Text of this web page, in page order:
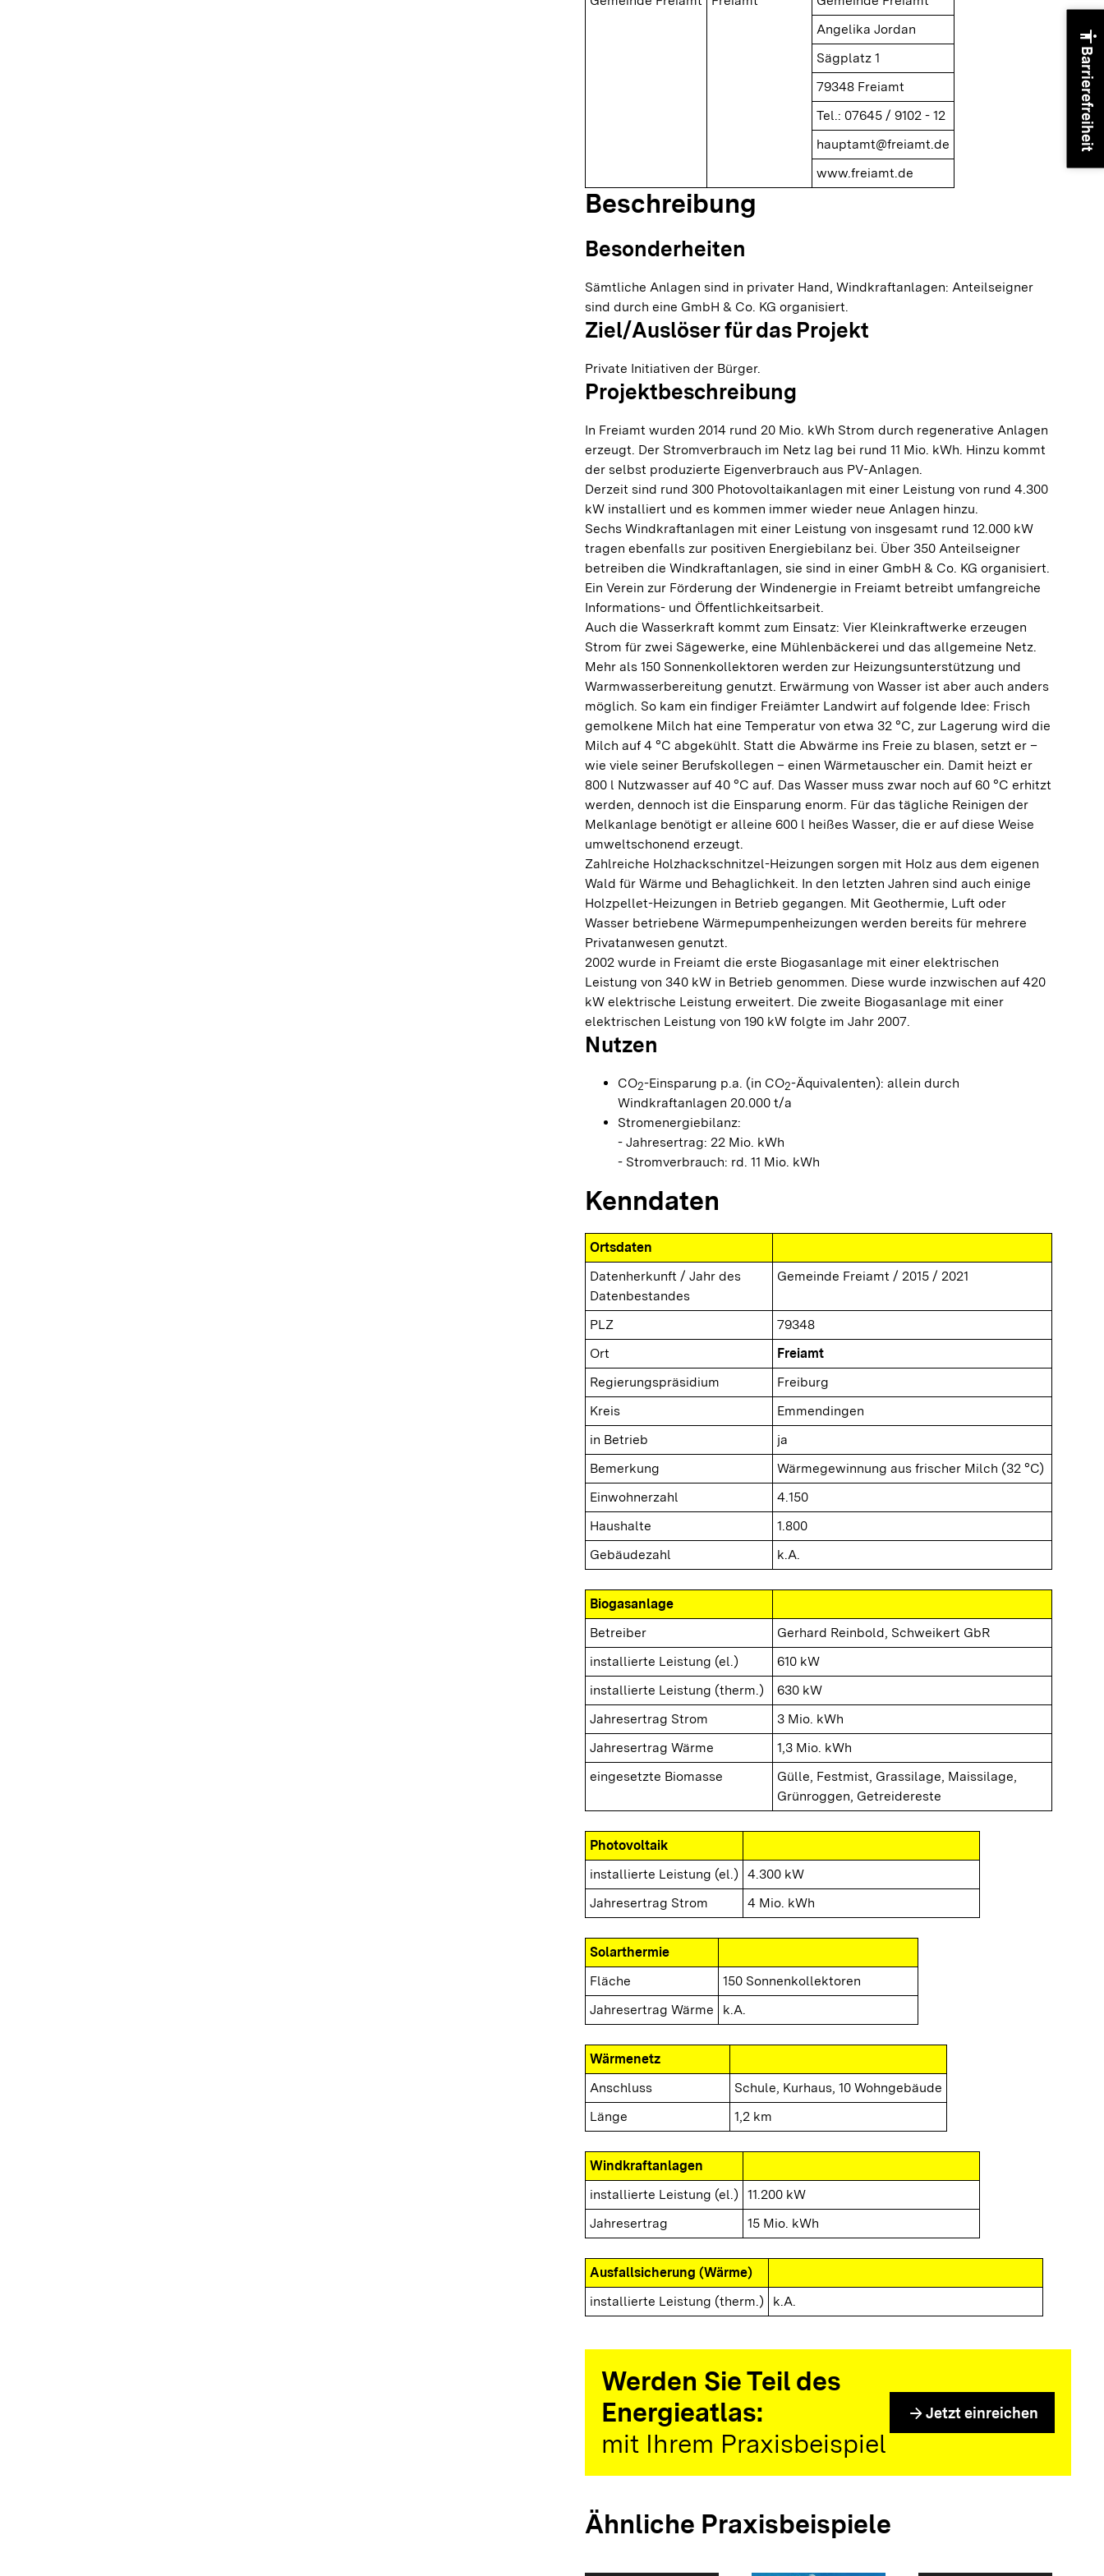
Angelika Jordan
Sägplatz 1
79348 Freiamt
Tel.: 07645 / 9102 - 12
hauptamt@freiamt.de
www.freiamt.de
Beschreibung
Besonderheiten
Sämtliche Anlagen sind in privater Hand, Windkraftanlagen: Anteilseigner
sind durch eine GmbH & Co. KG organisiert.
Ziel/Auslöser für das Projekt
Private Initiativen der Bürger.
Projektbeschreibung
In Freiamt wurden 2014 rund 20 Mio. kWh Strom durch regenerative Anlagen
erzeugt. Der Stromverbrauch im Netz lag bei rund 11 Mio. kWh. Hinzu kommt
der selbst produzierte Eigenverbrauch aus PV-Anlagen.
Derzeit sind rund 300 Photovoltaikanlagen mit einer Leistung von rund 4.300
kW installiert und es kommen immer wieder neue Anlagen hinzu.
Sechs Windkraftanlagen mit einer Leistung von insgesamt rund 12.000 kW
tragen ebenfalls zur positiven Energiebilanz bei. Über 350 Anteilseigner
betreiben die Windkraftanlagen, sie sind in einer GmbH & Co. KG organisiert.
Ein Verein zur Förderung der Windenergie in Freiamt betreibt umfangreiche
Informations- und Öffentlichkeitsarbeit.
Auch die Wasserkraft kommt zum Einsatz: Vier Kleinkraftwerke erzeugen
Strom für zwei Sägewerke, eine Mühlenbäckerei und das allgemeine Netz.
Mehr als 150 Sonnenkollektoren werden zur Heizungsunterstützung und
Warmwasserbereitung genutzt. Erwärmung von Wasser ist aber auch anders
möglich. So kam ein findiger Freiämter Landwirt auf folgende Idee: Frisch
gemolkene Milch hat eine Temperatur von etwa 32 °C, zur Lagerung wird die
Milch auf 4 °C abgekühlt. Statt die Abwärme ins Freie zu blasen, setzt er –
wie viele seiner Berufskollegen – einen Wärmetauscher ein. Damit heizt er
800 l Nutzwasser auf 40 °C auf. Das Wasser muss zwar noch auf 60 °C erhitzt
werden, dennoch ist die Einsparung enorm. Für das tägliche Reinigen der
Melkanlage benötigt er alleine 600 l heißes Wasser, die er auf diese Weise
umweltschonend erzeugt.
Zahlreiche Holzhackschnitzel-Heizungen sorgen mit Holz aus dem eigenen
Wald für Wärme und Behaglichkeit. In den letzten Jahren sind auch einige
Holzpellet-Heizungen in Betrieb gegangen. Mit Geothermie, Luft oder
Wasser betriebene Wärmepumpenheizungen werden bereits für mehrere
Privatanwesen genutzt.
2002 wurde in Freiamt die erste Biogasanlage mit einer elektrischen
Leistung von 340 kW in Betrieb genommen. Diese wurde inzwischen auf 420
kW elektrische Leistung erweitert. Die zweite Biogasanlage mit einer
elektrischen Leistung von 190 kW folgte im Jahr 2007.
Nutzen
CO2-Einsparung p.a. (in CO2-Äquivalenten): allein durch
Windkraftanlagen 20.000 t/a
Stromenergiebilanz:
- Jahresertrag: 22 Mio. kWh
- Stromverbrauch: rd. 11 Mio. kWh
Kenndaten
Ortsdaten
Datenherkunft / Jahr des
Datenbestandes
Gemeinde Freiamt / 2015 / 2021
PLZ
79348
Ort
Freiamt
Regierungspräsidium
Freiburg
Kreis
Emmendingen
in Betrieb
ja
Bemerkung
Wärmegewinnung aus frischer Milch (32 °C)
Einwohnerzahl
4.150
Haushalte
1.800
Gebäudezahl
k.A.
Biogasanlage
Betreiber
Gerhard Reinbold, Schweikert GbR
installierte Leistung (el.)
610 kW
installierte Leistung (therm.)
630 kW
Jahresertrag Strom
3 Mio. kWh
Jahresertrag Wärme
1,3 Mio. kWh
eingesetzte Biomasse
Gülle, Festmist, Grassilage, Maissilage,
Grünroggen, Getreidereste
Photovoltaik
installierte Leistung (el.)
4.300 kW
Jahresertrag Strom
4 Mio. kWh
Solarthermie
Fläche
150 Sonnenkollektoren
Jahresertrag Wärme
k.A.
Wärmenetz
Anschluss
Schule, Kurhaus, 10 Wohngebäude
Länge
1,2 km
Windkraftanlagen
installierte Leistung (el.)
11.200 kW
Jahresertrag
15 Mio. kWh
Ausfallsicherung (Wärme)
installierte Leistung (therm.)
k.A.
Werden Sie Teil des
Energieatlas:
mit Ihrem Praxisbeispiel
arrow_forward Jetzt einreichen
Ähnliche Praxisbeispiele
accessibility
Barrierefreiheit